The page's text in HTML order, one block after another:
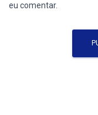
eu comentar.